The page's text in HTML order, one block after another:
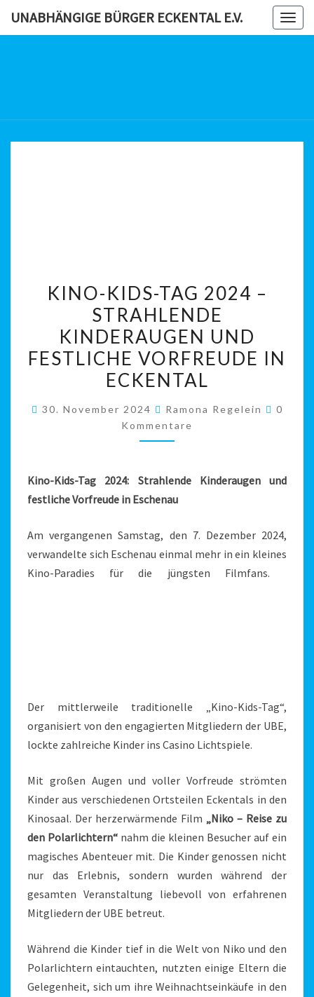
UNABHÄNGIGE BÜRGER ECKENTAL E.V.
KIDS-
TAG
2024
–
STRAHLENDE
KINDERAUGEN
UND
FESTLICHE
ECKENTAL
KINO-KIDS-TAG 2024 –
STRAHLENDE
KINDERAUGEN UND
FESTLICHE VORFREUDE IN
ECKENTAL
30. November 2024 Ramona Regelein
0
Kommentare
Kino-Kids-Tag 2024: Strahlende Kinderaugen und
festliche Vorfreude in Eschenau
Am vergangenen Samstag, den 7. Dezember 2024,
verwandelte sich Eschenau einmal mehr in ein kleines
Kino-Paradies für die jüngsten Filmfans.
Der mittlerweile traditionelle „Kino-Kids-Tag“,
organisiert von den engagierten Mitgliedern der UBE,
lockte zahlreiche Kinder ins Casino Lichtspiele.
Mit großen Augen und voller Vorfreude strömten
Kinder aus verschiedenen Ortsteilen Eckentals in den
Kinosaal. Der herzerwärmende Film „Niko – Reise zu
den Polarlichtern“ nahm die kleinen Besucher auf ein
magisches Abenteuer mit. Die Kinder genossen nicht
nur das Erlebnis, sondern wurden während der
gesamten Veranstaltung liebevoll von erfahrenen
Mitgliedern der UBE betreut.
Während die Kinder tief in die Welt von Niko und den
Polarlichtern eintauchten, nutzten einige Eltern die
Gelegenheit, sich um ihre Weihnachtseinkäufe in den